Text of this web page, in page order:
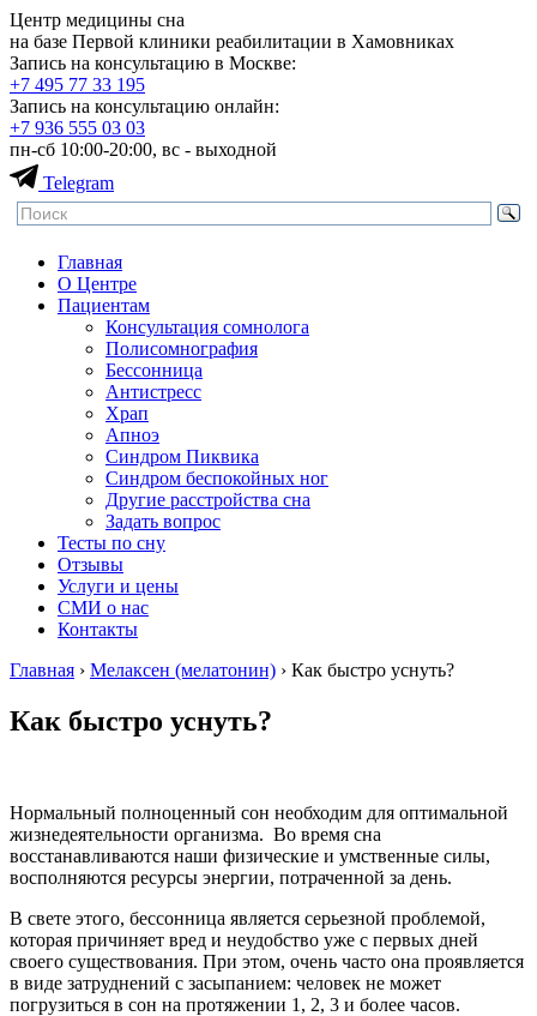
Центр медицины сна
на базе Первой клиники реабилитации в Хамовниках
Запись на консультацию в Москве:
+7 495 77 33 195
Запись на консультацию онлайн:
+7 936 555 03 03
пн-сб 10:00-20:00, вс - выходной
Telegram
Главная
О Центре
Пациентам
Консультация сомнолога
Полисомнография
Бессонница
Антистресс
Храп
Апноэ
Синдром Пиквика
Синдром беспокойных ног
Другие расстройства сна
Задать вопрос
Тесты по сну
Отзывы
Услуги и цены
СМИ о нас
Контакты
Главная › Мелаксен (мелатонин) › Как быстро уснуть?
Как быстро уснуть?
Нормальный полноценный сон необходим для оптимальной
жизнедеятельности организма. Во время сна
восстанавливаются наши физические и умственные силы,
восполняются ресурсы энергии, потраченной за день.
В свете этого, бессонница является серьезной проблемой,
которая причиняет вред и неудобство уже с первых дней
своего существования. При этом, очень часто она проявляется
в виде затруднений с засыпанием: человек не может
погрузиться в сон на протяжении 1, 2, 3 и более часов.